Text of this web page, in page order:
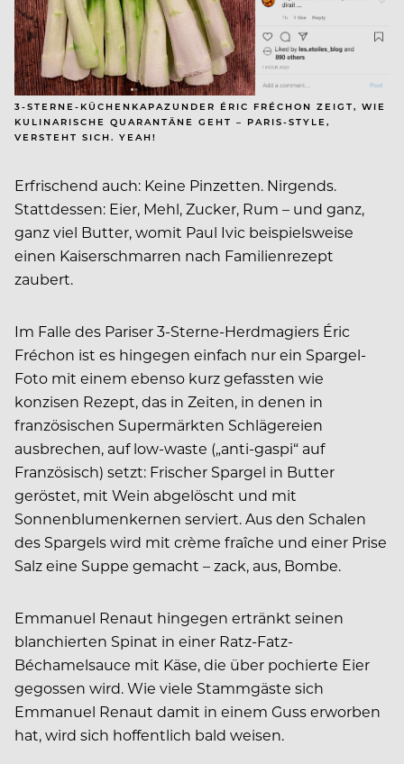
3-STERNE-KÜCHENKAPAZUNDER ÉRIC FRÉCHON ZEIGT, WIE
KULINARISCHE QUARANTÄNE GEHT – PARIS-STYLE,
VERSTEHT SICH. YEAH!
Erfrischend auch: Keine Pinzetten. Nirgends.
Stattdessen: Eier, Mehl, Zucker, Rum – und ganz,
ganz viel Butter, womit Paul Ivic beispielsweise
einen Kaiserschmarren nach Familienrezept
zaubert.
Im Falle des Pariser 3-Sterne-Herdmagiers Éric
Fréchon ist es hingegen einfach nur ein Spargel-
Foto mit einem ebenso kurz gefassten wie
konzisen Rezept, das in Zeiten, in denen in
französischen Supermärkten Schlägereien
ausbrechen, auf low-waste („anti-gaspi“ auf
Französisch) setzt: Frischer Spargel in Butter
geröstet, mit Wein abgelöscht und mit
Sonnenblumenkernen serviert. Aus den Schalen
des Spargels wird mit crème fraîche und einer Prise
Salz eine Suppe gemacht – zack, aus, Bombe.
Emmanuel Renaut hingegen ertränkt seinen
blanchierten Spinat in einer Ratz-Fatz-
Béchamelsauce mit Käse, die über pochierte Eier
gegossen wird. Wie viele Stammgäste sich
Emmanuel Renaut damit in einem Guss erworben
hat, wird sich hoffentlich bald weisen.